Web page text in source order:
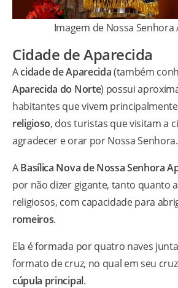
Imagem de Nossa Senhora
Cidade de Aparecida
Acidade de Aparecida(também
Aparecida do Norte) possui
habitantes que vivem
religioso, dos turistas que visitam a
agradecer e orar por Nossa Senhora.
ABasílica Nova de Nossa Senhora
por não dizer gigante, tanto quanto
religiosos, com capacidade para
romeiros.
Ela é formada por quatro naves
formato de cruz, no qual em seu
cúpula principal.